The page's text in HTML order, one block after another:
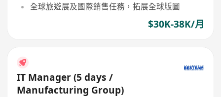
全球旅遊展及國際銷售任務，拓展全球版圖
$30K-38K/月
IT Manager (5 days /
Manufacturing Group)